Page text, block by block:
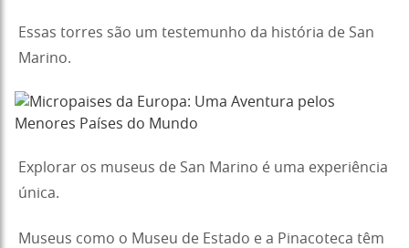
Essas torres são um testemunho da história de San
Marino.
Explorar os museus de San Marino é uma experiência
única.
Museus como o Museu de Estado e a Pinacoteca têm